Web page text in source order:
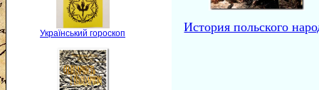
Український гороскоп История польского